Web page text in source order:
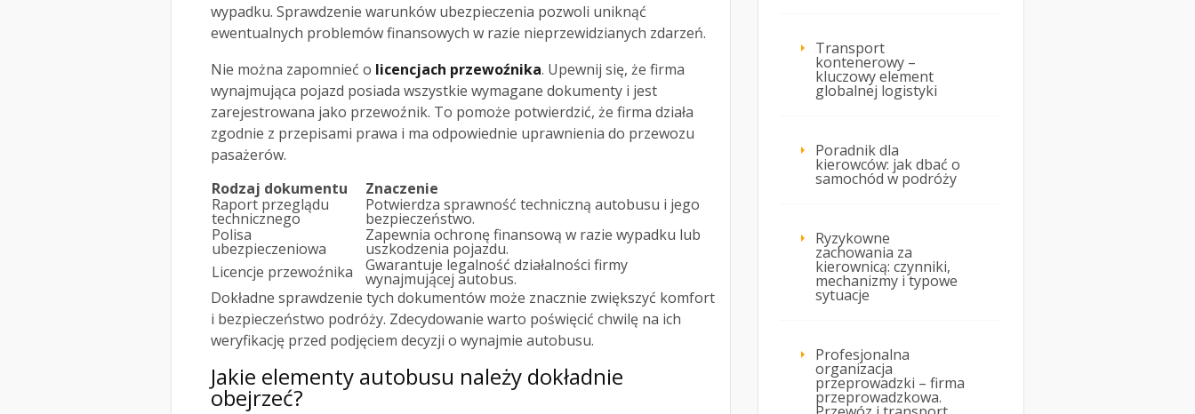
wypadku. Sprawdzenie warunków ubezpieczenia pozwoli uniknąć
ewentualnych problemów finansowych w razie nieprzewidzianych zdarzeń.
Nie można zapomnieć o licencjach przewoźnika. Upewnij się, że firma
wynajmująca pojazd posiada wszystkie wymagane dokumenty i jest
zarejestrowana jako przewoźnik. To pomoże potwierdzić, że firma działa
zgodnie z przepisami prawa i ma odpowiednie uprawnienia do przewozu
pasażerów.
Rodzaj dokumentu
Znaczenie
Raport przeglądu
technicznego
Potwierdza sprawność techniczną autobusu i jego
bezpieczeństwo.
Polisa
ubezpieczeniowa
Zapewnia ochronę finansową w razie wypadku lub
uszkodzenia pojazdu.
Licencje przewoźnika
Gwarantuje legalność działalności firmy
wynajmującej autobus.
Dokładne sprawdzenie tych dokumentów może znacznie zwiększyć komfort
i bezpieczeństwo podróży. Zdecydowanie warto poświęcić chwilę na ich
weryfikację przed podjęciem decyzji o wynajmie autobusu.
Jakie elementy autobusu należy dokładnie
obejrzeć?
Transport
kontenerowy –
kluczowy element
globalnej logistyki
Poradnik dla
kierowców: jak dbać o
samochód w podróży
Ryzykowne
zachowania za
kierownicą: czynniki,
mechanizmy i typowe
sytuacje
Profesjonalna
organizacja
przeprowadzki – firma
przeprowadzkowa.